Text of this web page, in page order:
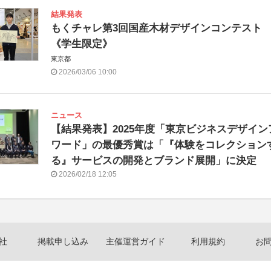
結果発表
もくチャレ第3回国産木材デザインコンテスト
《学生限定》
東京都
2026/03/06 10:00
ニュース
【結果発表】2025年度「東京ビジネスデザイン
ワード」の最優秀賞は「『体験をコレクション
る』サービスの開発とブランド展開」に決定
2026/02/18 12:05
掲載申し込み 主催運営ガイド 利用規約 お